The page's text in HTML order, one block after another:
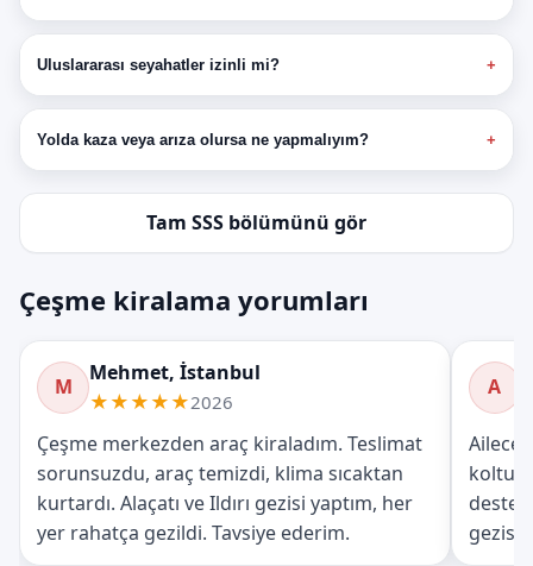
Uluslararası seyahatler izinli mi?
Yolda kaza veya arıza olursa ne yapmalıyım?
Tam SSS bölümünü gör
Çeşme kiralama yorumları
Mehmet'in yorumu
M
Mehmet, İstanbul
★★★★★2026
Çeşme merkezden araç kiraladım. Teslimat
sorunsuzdu, araç temizdi, klima sıcaktan
kurtardı. Alaçatı ve Ildırı gezisi yaptım, her
yer rahatça gezildi. Tavsiye ederim.
A
Ailece
destek
gezisi